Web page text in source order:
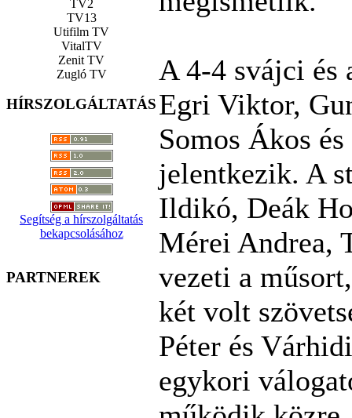
TV2
TV13
Utifilm TV
VitalTV
Zenit TV
Zugló TV
HÍRSZOLGÁLTATÁS
Segítség a hírszolgáltatás
bekapcsolásához
PARTNEREK
A 4-4 svájci és
Egri Viktor,
Somos Ákos
jelentkezik. A
Ildikó, Deák
Mérei Andrea,
vezeti a
két volt
Péter és
egykori